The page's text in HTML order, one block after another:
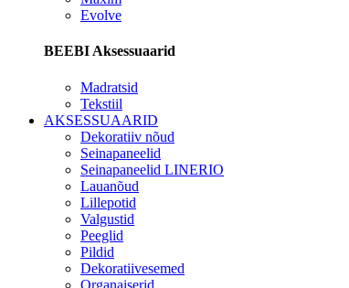
Evolve
BEEBI Aksessuaarid
Madratsid
Tekstiil
AKSESSUAARID
Dekoratiiv nõud
Seinapaneelid
Seinapaneelid LINERIO
Lauanõud
Lillepotid
Valgustid
Peeglid
Pildid
Dekoratiivesemed
Organaiserid